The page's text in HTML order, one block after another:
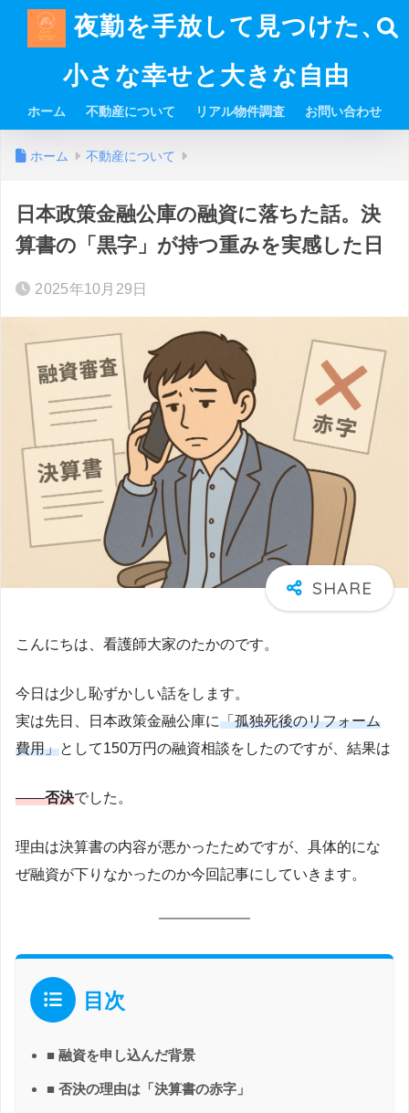
夜勤を手放して見つけた、
小さな幸せと大きな自由
ホーム 不動産について リアル物件調査 お問い合わせ
ホーム 不動産について
日本政策金融公庫の融資に落ちた話。決
算書の「黒字」が持つ重みを実感した日
2025年10月29日
こんにちは、看護師大家のたかのです。
今日は少し恥ずかしい話をします。
実は先日、日本政策金融公庫に「孤独死後のリフォーム
費用」として150万円の融資相談をしたのですが、結果は
――否決でした。
理由は決算書の内容が悪かったためですが、具体的にな
ぜ融資が下りなかったのか今回記事にしていきます。
目次
■ 融資を申し込んだ背景
■ 否決の理由は「決算書の赤字」